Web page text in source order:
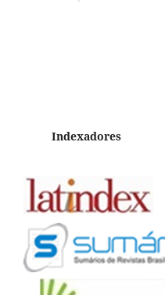
Indexadores